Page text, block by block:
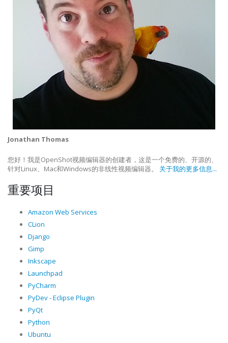
Jonathan Thomas
您好！我是OpenShot视频编辑器的创建者，这是一个免费的、开源的、
针对Linux、Mac和Windows的非线性视频编辑器。 关于我的更多信息...
重要项目
Amazon Web Services
CLion
Django
Gimp
Inkscape
Launchpad
PyCharm
PyDev - Eclipse Plugin
PyQt
Python
Ubuntu